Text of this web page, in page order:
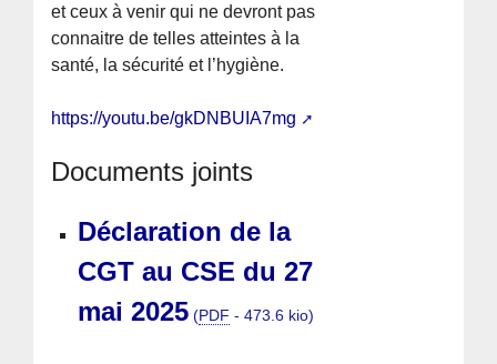
et ceux à venir qui ne devront pas
connaitre de telles atteintes à la
santé, la sécurité et l’hygiène.
https://youtu.be/gkDNBUIA7mg
Documents joints
Déclaration de la
CGT au CSE du 27
mai 2025 (PDF -473.6 kio)